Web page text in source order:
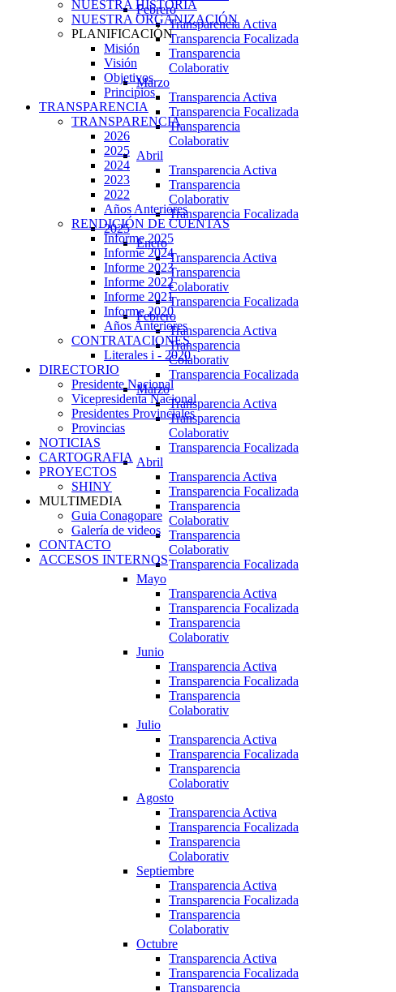
Febrero
Transparencia Activa
Transparencia Focalizada
Transparencia
Colaborativ
Marzo
Transparencia Activa
Transparencia Focalizada
Transparencia
Colaborativ
Abril
Transparencia Activa
Transparencia
Colaborativ
Transparencia Focalizada
2025
Enero
Transparencia Activa
Transparencia
Colaborativ
Transparencia Focalizada
Febrero
Transparencia Activa
Transparencia
Colaborativ
Transparencia Focalizada
Marzo
Transparencia Activa
Transparencia
Colaborativ
Transparencia Focalizada
Abril
Transparencia Activa
Transparencia Focalizada
Transparencia
Colaborativ
Transparencia
Colaborativ
Transparencia Focalizada
Mayo
Transparencia Activa
Transparencia Focalizada
Transparencia
Colaborativ
Junio
Transparencia Activa
Transparencia Focalizada
Transparencia
Colaborativ
Julio
Transparencia Activa
Transparencia Focalizada
Transparencia
Colaborativ
Agosto
Transparencia Activa
Transparencia Focalizada
Transparencia
Colaborativ
Septiembre
Transparencia Activa
Transparencia Focalizada
Transparencia
Colaborativ
Octubre
Transparencia Activa
Transparencia Focalizada
Transparencia
NUESTRA HISTORIA
NUESTRA ORGANIZACIÓN
PLANIFICACIÓN
Misión
Visión
Objetivos
Principios
TRANSPARENCIA
TRANSPARENCIA
2026
2025
2024
2023
2022
Años Anteriores
RENDICIÓN DE CUENTAS
Informe 2025
Informe 2024
Informe 2023
Informe 2022
Informe 2021
Informe 2020
Años Anteriores
CONTRATACIONES
Literales i - 2020
DIRECTORIO
Presidente Nacional
Vicepresidenta Nacional
Presidentes Provinciales
Provincias
NOTICIAS
CARTOGRAFIA
PROYECTOS
SHINY
MULTIMEDIA
Guia Conagopare
Galería de videos
CONTACTO
ACCESOS INTERNOS